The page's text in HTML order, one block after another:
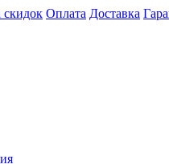
скидок Оплата Доставка